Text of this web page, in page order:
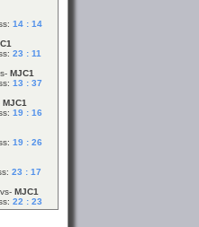
14 : 14
23 : 11
MJC1
13 : 37
MJC1
19 : 16
19 : 26
23 : 17
MJC1
22 : 23